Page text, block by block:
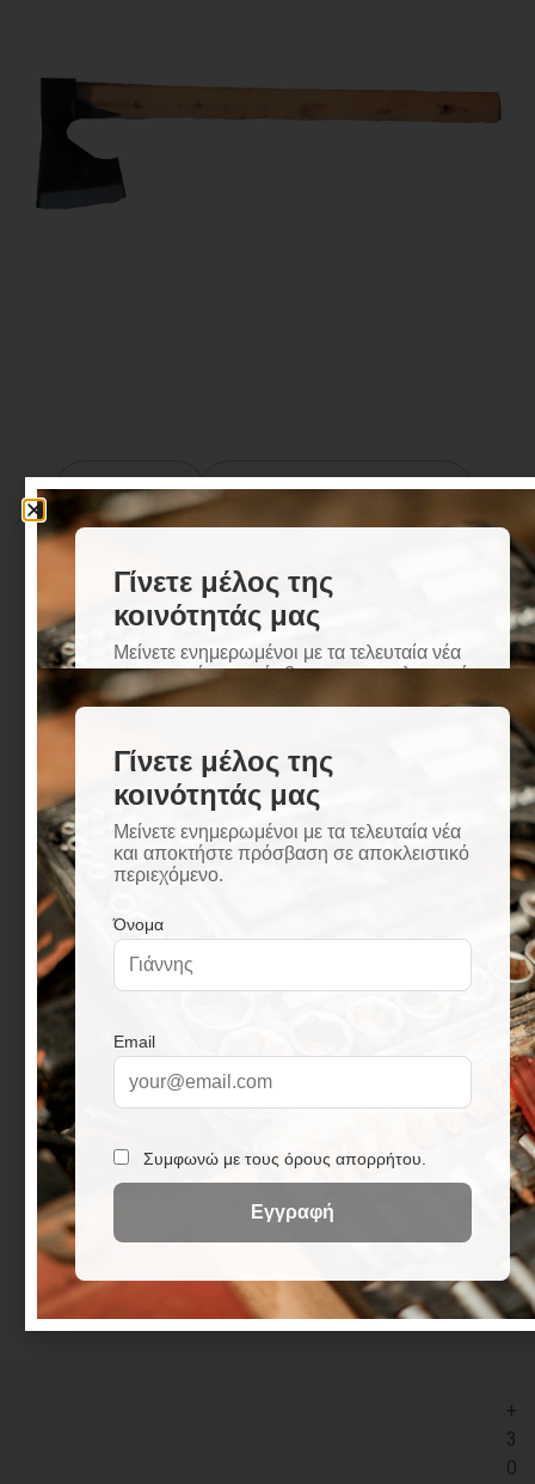
Περιγραφή Επιπλέον πληροφορίες
Περιγραφή
Τεχνικά Χαρακτηριστικά:
Τύπος: Τσεκούρι Τύπου Talabot με Ξύλινο Στυλιάρι
Βάρος: 590 γραμμάρια
Υλικό: Σφυρήλατο Ατσάλι
Στειλιάρι: Ξύλινο
Ενχώριο
Περιγραφή:
Το Τσεκούρι Τύπου Talabot είναι εξαιρετικής
κατασκευής, κατασκευασμένο από ατσάλι
υψηλής ποιότητας με έξτρα σκλήρυνση στο
σημείο κοπής. Ιδανικό για εργασίες σχίσιμου και
κοπής ξύλων, παρέχοντας αποτελεσματικότητα
και αντοχή.
Σημαντικά Χαρακτηριστικά:
Υψηλής Ποιότητας Υλικό: Κατασκευασμένο από
σφυρήλατο ατσάλι για αντοχή και αξιοπιστία.
Έξτρα Σκλήρυνση: Διαθέτει έξτρα σκλήρυνση στο
σημείο κοπής για αυξημένη αντοχή.
Εύκολο στο Χειρισμό: Το ξύλινο στυλιάρι
προσφέρει άνετο χειρισμό κατά τη χρήση.
+
3
0